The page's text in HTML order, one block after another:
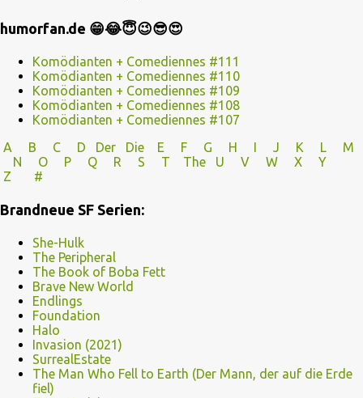
humorfan.de 😁😂😇😉😎😍
Komödianten + Comediennes #111
Komödianten + Comediennes #110
Komödianten + Comediennes #109
Komödianten + Comediennes #108
Komödianten + Comediennes #107
A
B C D Der Die E F G H I J K L
M
N
O P Q R S T The U V
W X Y
Z
#
Brandneue SF Serien:
She-Hulk
The Peripheral
The Book of Boba Fett
Brave New World
Endlings
Foundation
Halo
Invasion (2021)
SurrealEstate
The Man Who Fell to Earth (Der Mann, der auf die Erde
fiel)